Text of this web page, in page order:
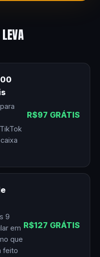
R$97 GRÁTIS
9
em
que
feito
R$127 GRÁTIS